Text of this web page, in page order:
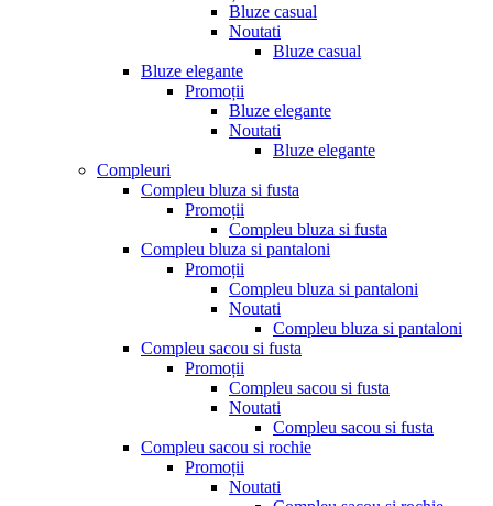
Bluze casual
Noutati
Bluze casual
Bluze elegante
Promoții
Bluze elegante
Noutati
Bluze elegante
Compleuri
Compleu bluza si fusta
Promoții
Compleu bluza si fusta
Compleu bluza si pantaloni
Promoții
Compleu bluza si pantaloni
Noutati
Compleu bluza si pantaloni
Compleu sacou si fusta
Promoții
Compleu sacou si fusta
Noutati
Compleu sacou si fusta
Compleu sacou si rochie
Promoții
Noutati